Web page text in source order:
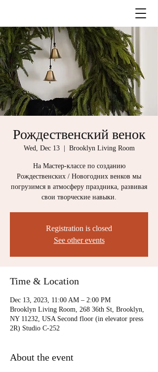
Рождественский венок
Wed, Dec 13
  |
Brooklyn Living Room
На Мастер-классе по созданию
Рождественских / Новогодних венков мы
погрузимся в атмосферу праздника, развивая
свои творческие навыки.
Registration is closed
See other events
Time & Location
Dec 13, 2023, 11:00 AM – 2:00 PM
Brooklyn Living Room, 268 36th St, Brooklyn,
NY 11232, USA Second floor (in elevator press
2R) Studio C-252
About the event